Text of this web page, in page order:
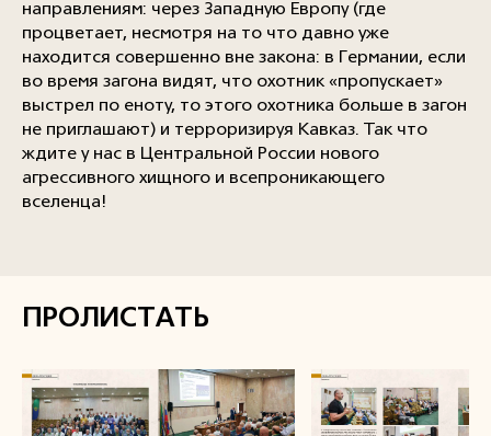
направлениям: через Западную Европу (где
процветает, несмотря на то что давно уже
находится совершенно вне закона: в Германии, если
во время загона видят, что охотник «пропускает»
выстрел по еноту, то этого охотника больше в загон
не приглашают) и терроризируя Кавказ. Так что
ждите у нас в Центральной России нового
агрессивного хищного и всепроникающего
вселенца!
ПРОЛИСТАТЬ